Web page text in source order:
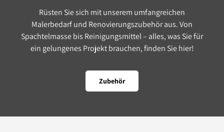
Rüsten Sie sich mit unserem umfangreichen
Malerbedarf und Renovierungszubehör aus. Von
Spachtelmasse bis Reinigungsmittel – alles, was Sie für
ein gelungenes Projekt brauchen, finden Sie hier!
Zubehör